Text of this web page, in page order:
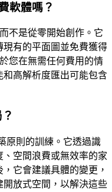
軟體嗎？
不是從零開始創作。它
有的平面圖並免費獲得
您在無需任何費用的情
高解析度匯出可能包含
原則的訓練。它透過識
空間浪費或無效率的家
它會建議具體的變更，
放式空間，以解決這些